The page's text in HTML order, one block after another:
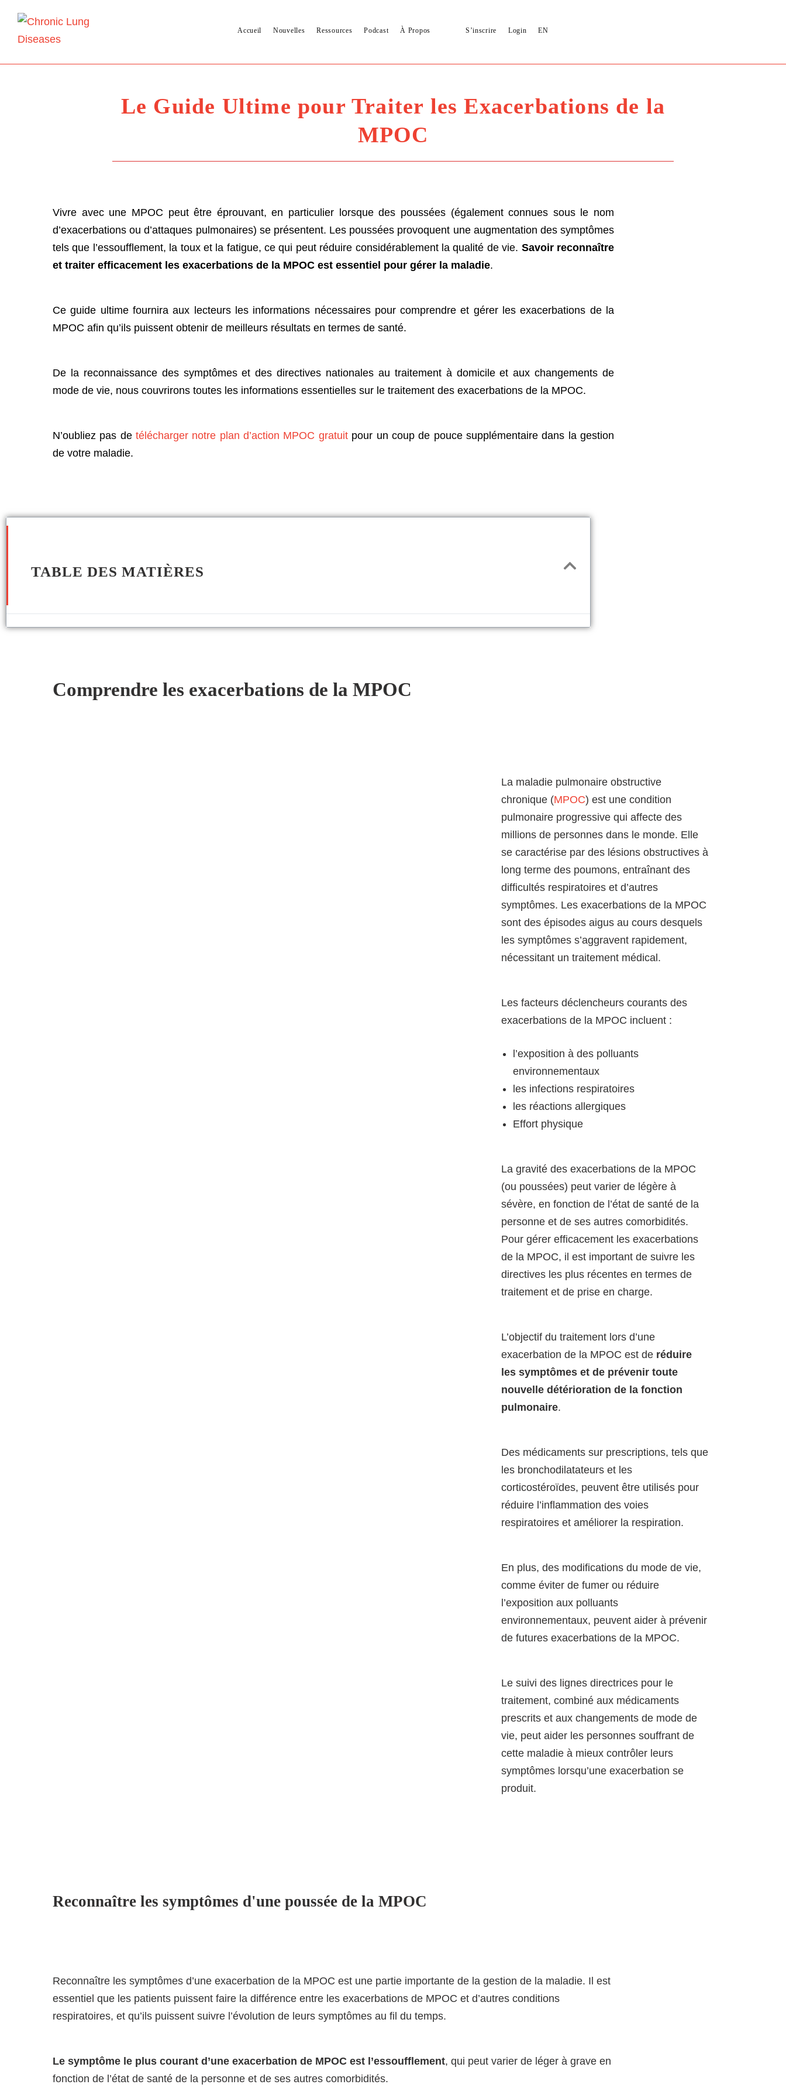
Accueil Nouvelles Ressources Podcast À Propos S’inscrire Login EN
Le Guide Ultime pour Traiter les Exacerbations de la
MPOC
Vivre avec une MPOC peut être éprouvant, en particulier lorsque des poussées (également connues sous le nom
d’exacerbations ou d’attaques pulmonaires) se présentent. Les poussées provoquent une augmentation des symptômes
tels que l’essoufflement, la toux et la fatigue, ce qui peut réduire considérablement la qualité de vie. Savoir reconnaître
et traiter efficacement les exacerbations de la MPOC est essentiel pour gérer la maladie.
Ce guide ultime fournira aux lecteurs les informations nécessaires pour comprendre et gérer les exacerbations de la
MPOC afin qu’ils puissent obtenir de meilleurs résultats en termes de santé.
De la reconnaissance des symptômes et des directives nationales au traitement à domicile et aux changements de
mode de vie, nous couvrirons toutes les informations essentielles sur le traitement des exacerbations de la MPOC.
N’oubliez pas detélécharger notre plan d’action MPOC gratuitpour un coup de pouce supplémentaire dans la gestion
de votre maladie.
TABLE DES MATIÈRES
Comprendre les exacerbations de la MPOC
La maladie pulmonaire obstructive
chronique (MPOC) est une condition
pulmonaire progressive qui affecte des
millions de personnes dans le monde. Elle
se caractérise par des lésions obstructives à
long terme des poumons, entraînant des
difficultés respiratoires et d’autres
symptômes. Les exacerbations de la MPOC
sont des épisodes aigus au cours desquels
les symptômes s’aggravent rapidement,
nécessitant un traitement médical.
Les facteurs déclencheurs courants des
exacerbations de la MPOC incluent :
l’exposition à des polluants
environnementaux
les infections respiratoires
les réactions allergiques
Effort physique
La gravité des exacerbations de la MPOC
(ou poussées) peut varier de légère à
sévère, en fonction de l’état de santé de la
personne et de ses autres comorbidités.
Pour gérer efficacement les exacerbations
de la MPOC, il est important de suivre les
directives les plus récentes en termes de
traitement et de prise en charge.
L’objectif du traitement lors d’une
exacerbation de la MPOC est de réduire
les symptômes et de prévenir toute
nouvelle détérioration de la fonction
pulmonaire.
Des médicaments sur prescriptions, tels que
les bronchodilatateurs et les
corticostéroïdes, peuvent être utilisés pour
réduire l’inflammation des voies
respiratoires et améliorer la respiration.
En plus, des modifications du mode de vie,
comme éviter de fumer ou réduire
l’exposition aux polluants
environnementaux, peuvent aider à prévenir
de futures exacerbations de la MPOC.
Le suivi des lignes directrices pour le
traitement, combiné aux médicaments
prescrits et aux changements de mode de
vie, peut aider les personnes souffrant de
cette maladie à mieux contrôler leurs
symptômes lorsqu’une exacerbation se
produit.
Reconnaître les symptômes d'une poussée de la MPOC
Reconnaître les symptômes d’une exacerbation de la MPOC est une partie importante de la gestion de la maladie. Il est
essentiel que les patients puissent faire la différence entre les exacerbations de MPOC et d’autres conditions
respiratoires, et qu’ils puissent suivre l’évolution de leurs symptômes au fil du temps.
Le symptôme le plus courant d’une exacerbation de MPOC est l’essoufflement, qui peut varier de léger à grave en
fonction de l’état de santé de la personne et de ses autres comorbidités.